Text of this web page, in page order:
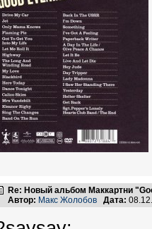
Re: Новый альбом Маккартни
Автор: Макс Жолобов Дата: